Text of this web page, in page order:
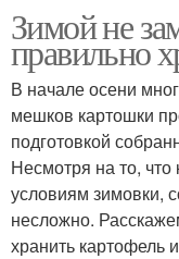
Зимой не
правильно
В начале осени
мешков картошки
подготовкой
Несмотря на то,
условиям зимовки,
несложно.
хранить картофель